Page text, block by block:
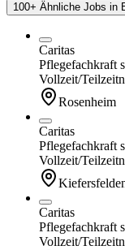
100+ Ähnliche Jobs in
Caritas
Pflegefachkraft
Vollzeit/Teilzeit
Rosenheim
Caritas
Pflegefachkraft
Vollzeit/Teilzeit
Caritas
Pflegefachkraft
Vollzeit/Teilzeit